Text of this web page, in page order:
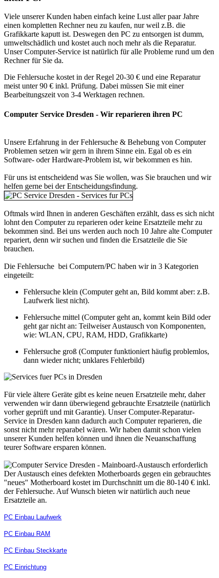
Viele unserer Kunden haben einfach keine Lust aller paar Jahre
einen kompletten Rechner neu zu kaufen, nur weil z.B. die
Grafikkarte kaputt ist. Deswegen den PC zu entsorgen ist dumm,
umweltschädlich und kostet auch noch mehr als die Reparatur.
Unser Computer-Service ist natürlich für alle Probleme rund um den
Rechner für Sie da.
Die Fehlersuche kostet in der Regel 20-30 € und eine Reparatur
meist unter 90 € inkl. Prüfung. Dabei müssen Sie mit einer
Bearbeitungszeit von 3-4 Werktagen rechnen.
Computer Service Dresden - Wir reparieren ihren PC
Unsere Erfahrung in der Fehlersuche & Behebung von Computer
Problemen setzen wir gern in ihrem Sinne ein. Egal ob es ein
Software- oder Hardware-Problem ist, wir bekommen es hin.
Für uns ist entscheidend was Sie wollen, was Sie brauchen und wir
helfen gerne bei der Entscheidungsfindung.
Oftmals wird Ihnen in anderen Geschäften erzählt, dass es sich nicht
lohnt den Computer zu reparieren oder keine Ersatzteile mehr zu
bekommen sind. Bei uns werden auch noch 10 Jahre alte Computer
repariert, denn wir suchen und finden die Ersatzteile die Sie
brauchen.
Die Fehlersuche bei Computern/PC haben wir in 3 Kategorien
eingeteilt:
Fehlersuche klein (Computer geht an, Bild kommt aber: z.B.
Laufwerk liest nicht).
Fehlersuche mittel (Computer geht an, kommt kein Bild oder
geht gar nicht an: Teilweiser Austausch von Komponenten,
wie: WLAN, CPU, RAM, HDD, Grafikkarte)
Fehlersuche groß (Computer funktioniert häufig problemlos,
dann wieder nicht; unklares Fehlerbild)
Für viele ältere Geräte gibt es keine neuen Ersatzteile mehr, daher
verwenden wir dann überwiegend gebrauchte Ersatzteile (natürlich
vorher geprüft und mit Garantie). Unser Computer-Reparatur-
Service in Dresden kann dadurch auch Computer reparieren, die
sonst nicht mehr reparabel wären. Wir haben damit schon vielen
unserer Kunden helfen können und ihnen die Neuanschaffung
teurer Software ersparen können.
Der Austausch eines defekten Motherboards gegen ein gebrauchtes
"neues" Motherboard kostet im Durchschnitt um die 80-140 € inkl.
der Fehlersuche. Auf Wunsch bieten wir natürlich auch neue
Ersatzteile an.
PC Einbau Laufwerk
PC Einbau RAM
PC Einbau Steckkarte
PC Einrichtung